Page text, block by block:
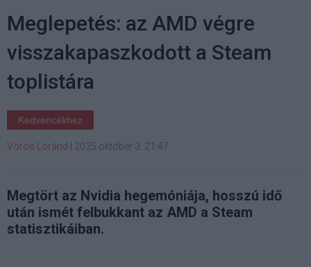
Meglepetés: az AMD végre
visszakapaszkodott a Steam
toplistára
Kedvencekhez
Vörös Lóránd 2025 október 3. 21:47
Megtört az Nvidia hegemóniája, hosszú idő
után ismét felbukkant az AMD a Steam
statisztikáiban.